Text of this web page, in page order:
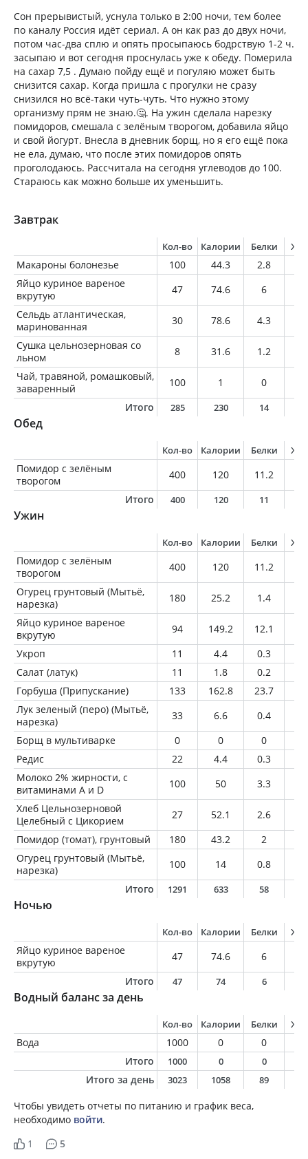
Сон прерывистый, уснула только в 2:00 ночи, тем более
по каналу Россия идёт сериал. А он как раз до двух ночи,
потом час-два сплю и опять просыпаюсь бодрствую 1-2 ч.
засыпаю и вот сегодня проснулась уже к обеду. Померила
на сахар 7,5 . Думаю пойду ещё и погуляю может быть
снизится сахар. Когда пришла с прогулки не сразу
снизился но всё-таки чуть-чуть. Что нужно этому
организму прям не знаю.🤔. На ужин сделала нарезку
помидоров, смешала с зелёным творогом, добавила яйцо
и свой йогурт. Внесла в дневник борщ, но я его ещё пока
не ела, думаю, что после этих помидоров опять
проголодаюсь. Рассчитала на сегодня углеводов до 100.
Стараюсь как можно больше их уменьшить.
Завтрак
Кол-во Калории Белки
Макароны болонезье 100 44.3 2.8
Яйцо куриное вареное
вкрутую
47 74.6 6
Сельдь атлантическая,
маринованная
30 78.6 4.3
Сушка цельнозерновая со
льном
8 31.6 1.2
Чай, травяной, ромашковый,
заваренный
100 1 0
Итого
285 230 14
Обед
Кол-во Калории Белки
Помидор с зелёным
творогом
400 120 11.2
Итого
400 120 11
Ужин
Кол-во Калории Белки
Помидор с зелёным
творогом
400 120 11.2
Огурец грунтовый (Мытьё,
нарезка)
180 25.2 1.4
Яйцо куриное вареное
вкрутую
94 149.2 12.1
Укроп
11 4.4 0.3
Салат (латук)
11 1.8 0.2
Горбуша (Припускание)
133 162.8 23.7
Лук зеленый (перо) (Мытьё,
нарезка)
33 6.6 0.4
Борщ в мультиварке
0 0 0
Редис
22 4.4 0.3
Молоко 2% жирности, с
витаминами A и D
100 50 3.3
Хлеб Цельнозерновой
Целебный с Цикорием
27 52.1 2.6
Помидор (томат), грунтовый
180 43.2 2
Огурец грунтовый (Мытьё,
нарезка)
100 14 0.8
Итого
1291 633 58
Ночью
Кол-во Калории Белки
Яйцо куриное вареное
вкрутую
47 74.6 6
Итого
47 74 6
Водный баланс за день
Кол-во Калории Белки
Вода 1000 0 0
Итого
1000 0 0
Итого за день 3023 1058 89
Чтобы увидеть отчеты по питанию и график веса,
необходимо войти.
1
5